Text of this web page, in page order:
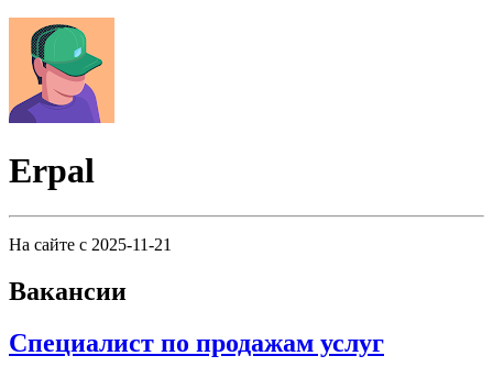
Erpal
На сайте с 2025-11-21
Вакансии
Специалист по продажам услуг